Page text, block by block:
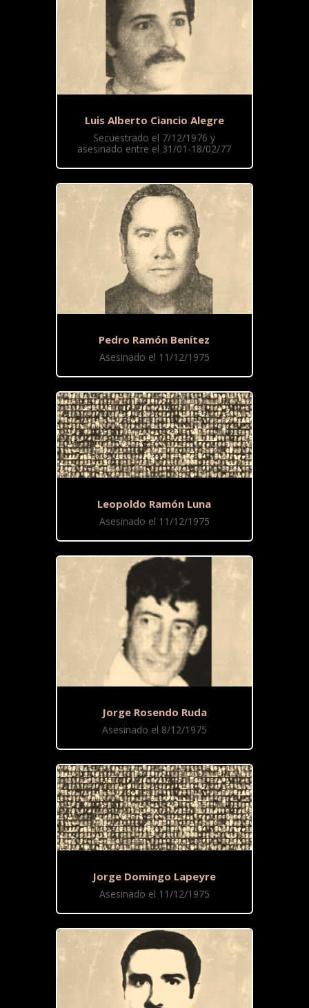
Luis Alberto Ciancio Alegre
Secuestrado el 7/12/1976 y
asesinado entre el 31/01-18/02/77
Pedro Ramón Benítez
Asesinado el 11/12/1975
Leopoldo Ramón Luna
Asesinado el 11/12/1975
Jorge Rosendo Ruda
Asesinado el 8/12/1975
Jorge Domingo Lapeyre
Asesinado el 11/12/1975